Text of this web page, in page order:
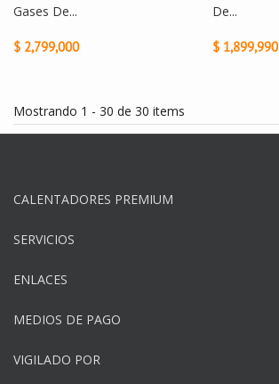
Gases De...
$ 2,799,000
De...
$ 1,899,990
Mostrando 1 - 30 de 30 items
CALENTADORES PREMIUM
SERVICIOS
ENLACES
MEDIOS DE PAGO
VIGILADO POR